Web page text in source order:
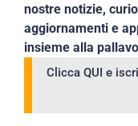
nostre notizie,
aggiornamenti e
insieme alla
Clicca QUI e